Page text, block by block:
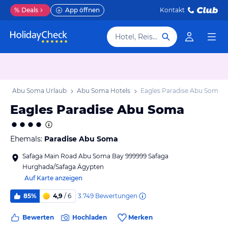
% Deals App öffnen Kontakt
Hotel, Reiseziel
Abu Soma Urlaub Abu Soma Hotels Eagles Paradise Abu Soma
Eagles Paradise Abu Soma
Ehemals: Paradise Abu Soma
Safaga Main Road Abu Soma Bay 999999 Safaga
Hurghada/Safaga Ägypten
Auf Karte anzeigen
85% 4,9 / 6 3.749 Bewertungen
Bewerten Hochladen Merken